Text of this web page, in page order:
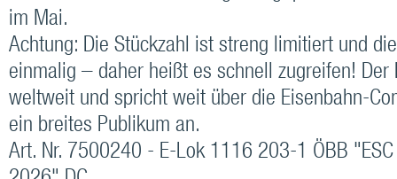
im Mai.
Achtung: Die Stückzahl ist streng limitiert und
einmalig – daher heißt es schnell zugreifen! Der
weltweit und spricht weit über die Eisenbahn-
ein breites Publikum an.
Art. Nr. 7500240 - E-Lok 1116 203-1 ÖBB